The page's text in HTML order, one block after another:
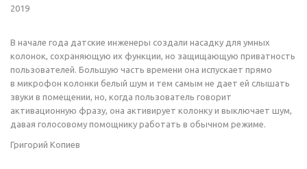
2019
В начале года датские инженеры создали насадку для умных
колонок, сохраняющую их функции, но защищающую приватность
пользователей. Большую часть времени она испускает прямо
в микрофон колонки белый шум и тем самым не дает ей слышать
звуки в помещении, но, когда пользователь говорит
активационную фразу, она активирует колонку и выключает шум,
давая голосовому помощнику работать в обычном режиме.
Григорий Копиев